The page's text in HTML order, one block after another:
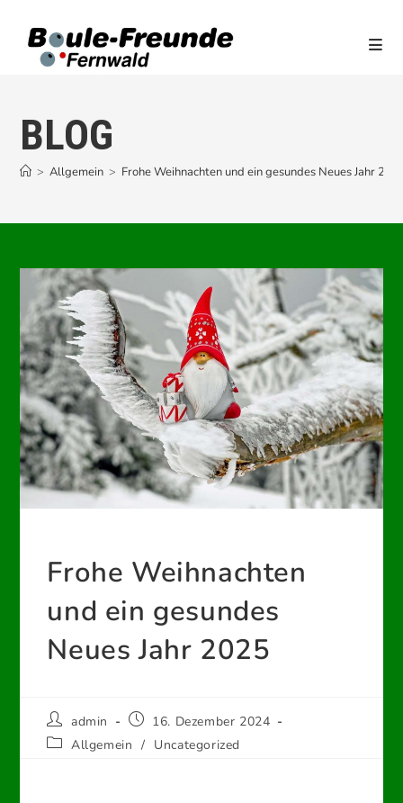
Inhalt
springen
BLOG
> Allgemein > Frohe Weihnachten und ein gesundes Neues Jahr
Frohe Weihnachten
und ein gesundes
Neues Jahr 2025
Beitrags-
Autor:
admin
Beitrag
veröffentlicht:
16. Dezember 2024
Beitrags-
Allgemein / Uncategorized